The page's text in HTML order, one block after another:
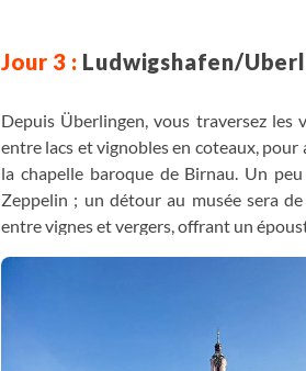
Ludwigshafen/
Depuis Überlingen, vous traversez les
entre lacs et vignobles en coteaux,
la chapelle baroque de Birnau. Un
Zeppelin ; un détour au musée sera
entre vignes et vergers, offrant un